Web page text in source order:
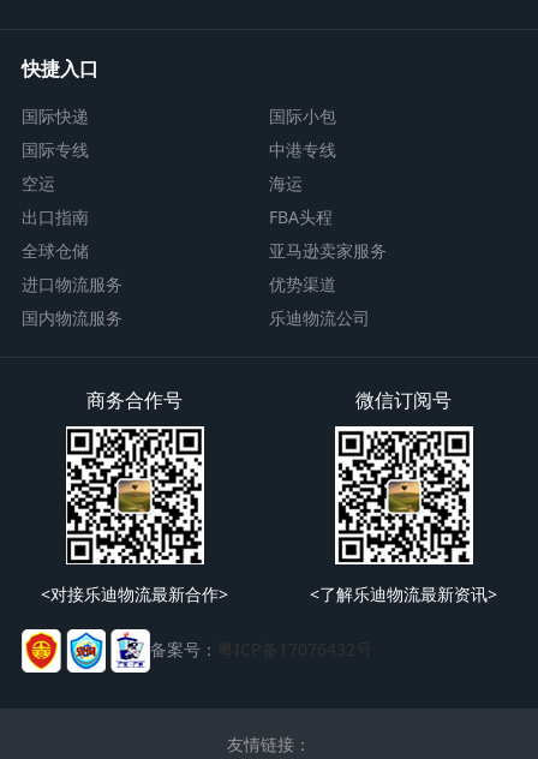
快捷入口
国际快递
国际小包
国际专线
中港专线
空运
海运
出口指南
FBA头程
全球仓储
亚马逊卖家服务
进口物流服务
优势渠道
国内物流服务
乐迪物流公司
商务合作号
<对接乐迪物流最新合作>
微信订阅号
<了解乐迪物流最新资讯>
备案号： 粤ICP备17076432号
友情链接：